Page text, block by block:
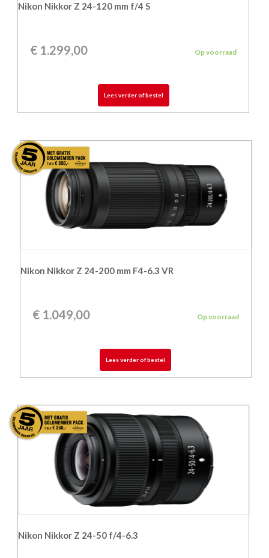
Nikon Nikkor Z 24-120 mm f/4 S
€ 1.299,00 Op voorraad
Lees verder of bestel
Nikon Nikkor Z 24-200 mm F4-6.3 VR
€1.049,00 Op voorraad
Lees verder of bestel
Nikon Nikkor Z 24-50 f/4-6.3